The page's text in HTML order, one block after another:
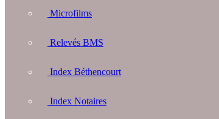
Microfilms
Relevés BMS
Index Béthencourt
Index Notaires